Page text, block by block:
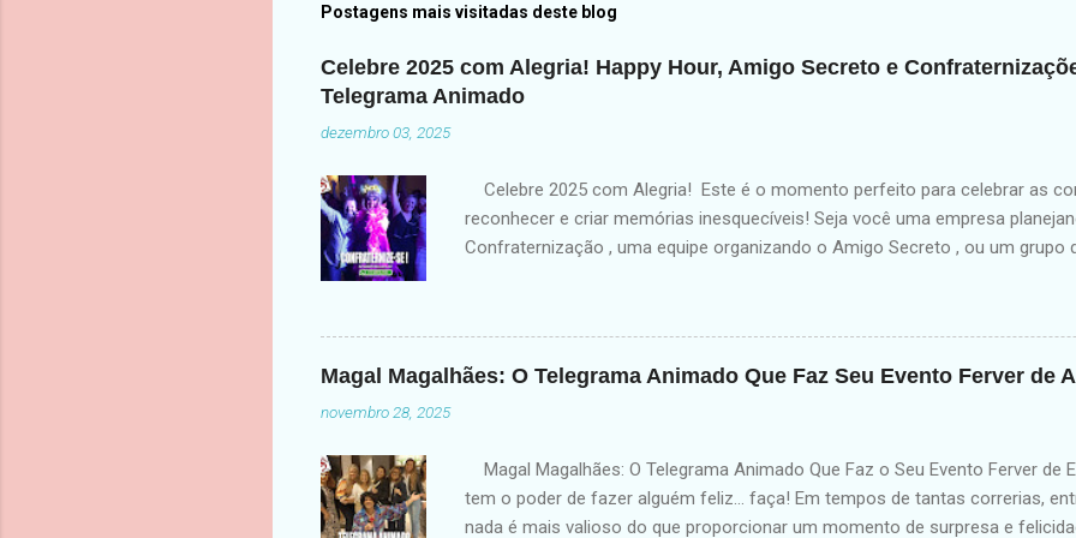
Postagens mais visitadas deste blog
Celebre 2025 com Alegria! Happy Hour, Amigo Secreto e
Telegrama Animado
dezembro 03, 2025
Celebre 2025 com Alegria! Este é o momento perfeito para celebrar as
reconhecer e criar memórias inesquecíveis! Seja você uma empresa
Confraternização , uma equipe organizando o Amigo Secreto , ou um grupo
energia. É a forma mais divertida e original de celebrar o final do ano e
🎉 Para Empresas Fortaleça o clima organizacional com uma experiência
Telegrama Animado é perfeito para: festa da firma confraternização de
Magal Magalhães: O Telegrama Animado Que Faz Seu Evento Ferver de
novembro 28, 2025
Magal Magalhães: O Telegrama Animado Que Faz o Seu Evento Ferver de
tem o poder de fazer alguém feliz... faça! Em tempos de tantas correrias,
nada é mais valioso do que proporcionar um momento de surpresa e